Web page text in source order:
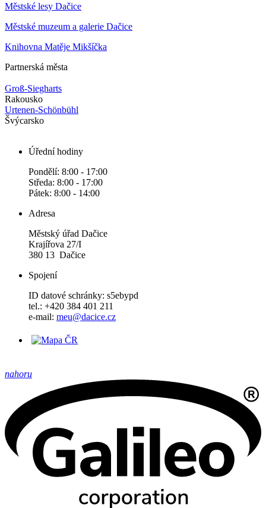
Městské lesy Dačice
Městské muzeum a galerie Dačice
Knihovna Matěje Mikšíčka
Partnerská města
Groß-Siegharts
Rakousko
Urtenen-Schönbühl
Švýcarsko
Úřední hodiny
Pondělí: 8:00 - 17:00
Středa: 8:00 - 17:00
Pátek: 8:00 - 14:00
Adresa
Městský úřad Dačice
Krajířova 27/I
380 13 Dačice
Spojení
ID datové schránky: s5ebypd
tel.: +420 384 401 211
e-mail: meu@dacice.cz
nahoru